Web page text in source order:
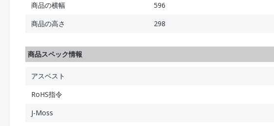
商品の横幅
596
商品の高さ
298
商品スペック情報
アスベスト
RoHS指令
J-Moss